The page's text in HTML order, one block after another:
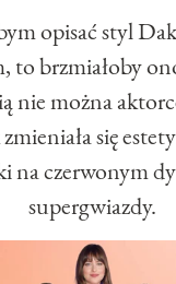
opisać styl
to brzmiałoby
nie można
się
na czerwonym
supergwiazdy.